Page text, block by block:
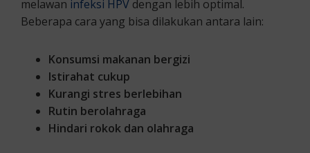
melawan infeksi HPV dengan lebih optimal.
Beberapa cara yang bisa dilakukan antara lain:
Konsumsi makanan bergizi
Istirahat cukup
Kurangi stres berlebihan
Rutin berolahraga
Hindari rokok dan olahraga